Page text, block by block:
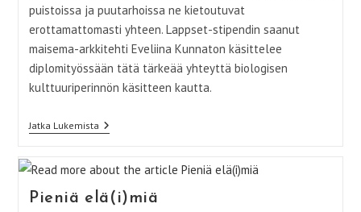
puistoissa ja puutarhoissa ne kietoutuvat
erottamattomasti yhteen. Lappset-stipendin saanut
maisema-arkkitehti Eveliina Kunnaton käsittelee
diplomityössään tätä tärkeää yhteyttä biologisen
kulttuuriperinnön käsitteen kautta.
Jatka LukemistaBiologinen
Luonnon
Monimuotoisuuden
Ja
Kulttuuriperinnön
Pieniä elä(i)miä